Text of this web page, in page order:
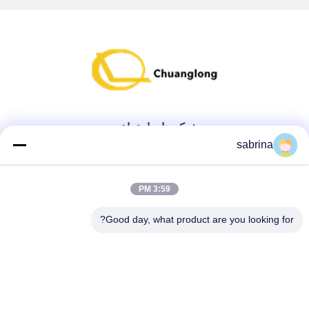
شبکه های اجتماعی
تماس سریع
تلفن
sabrina
3:59 PM
Good day, what product are you looking for?